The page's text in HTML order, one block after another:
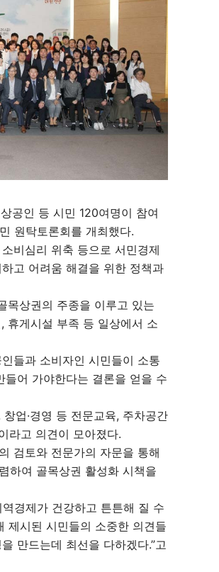
공인 등 시민 120여명이 참여
원탁토론회를 개최했다.
비심리 위축 등으로 서민경제
고 어려움 해결을 위한 정책과
목상권의 주종을 이루고 있는
휴게시설 부족 등 일상에서 소
들과 소비자인 시민들이 소통
어 가야한다는 결론을 얻을 수
업·경영 등 전문교육, 주차공간
라고 의견이 모아졌다.
검토와 전문가의 자문을 통해
하여 골목상권 활성화 시책을
경제가 건강하고 튼튼해 질 수
제시된 시민들의 소중한 의견들
만드는데 최선을 다하겠다.”고